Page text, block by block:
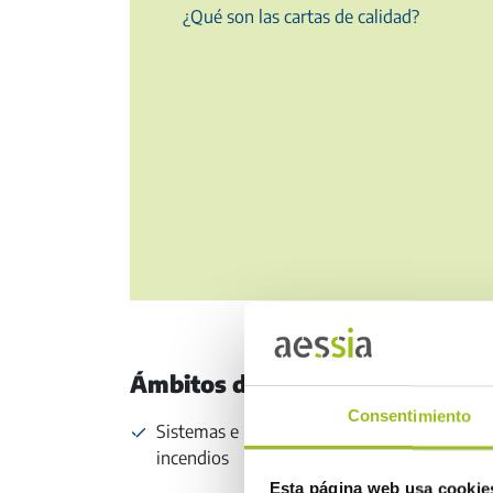
Consentimiento
Esta página web usa
¿Qué son las cartas de calidad?
Ámbitos de actuación
Sistemas e instalaciones de protección contra
incendios